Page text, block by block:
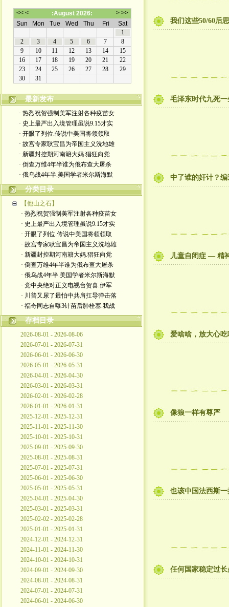
最新发布
· 热烈祝贺强制美军注射各种疫苗女
· 史上最严出入境管理虽说9.15才实
· 开眼了列位.传说中美国将领领取
· 故宫专家耿宝昌为帝国主义洗地雄
· 新疆封控期河南籍大妈.猖狂向党
· 倒查万维4年半谁为俄布查大屠杀
· 俄乌战4年半.美国学者米尔斯海默
分类目录
【他山之石】
· 热烈祝贺强制美军注射各种疫苗女
· 史上最严出入境管理虽说9.15才实
· 开眼了列位.传说中美国将领领取
· 故宫专家耿宝昌为帝国主义洗地雄
· 新疆封控期河南籍大妈.猖狂向党
· 倒查万维4年半谁为俄布查大屠杀
· 俄乌战4年半.美国学者米尔斯海默
· 党中央绝对正义电视台贺喜.伊军
· 川普又尿了最怕中共肩扛导弹击落
· 福奇同志自曝3针苗后肺栓塞.我战
存档目录
2026-08-01 - 2026-08-06
2026-07-01 - 2026-07-31
2026-06-01 - 2026-06-30
2026-05-01 - 2026-05-31
2026-04-01 - 2026-04-30
2026-03-01 - 2026-03-31
2026-02-01 - 2026-02-28
2026-01-01 - 2026-01-31
2025-12-01 - 2025-12-31
2025-11-01 - 2025-11-30
2025-10-01 - 2025-10-31
2025-09-01 - 2025-09-30
2025-08-01 - 2025-08-31
2025-07-01 - 2025-07-31
2025-06-01 - 2025-06-30
2025-05-01 - 2025-05-31
2025-04-01 - 2025-04-30
2025-03-01 - 2025-03-31
2025-02-02 - 2025-02-28
2025-01-01 - 2025-01-31
2024-12-01 - 2024-12-31
2024-11-01 - 2024-11-30
2024-10-01 - 2024-10-31
2024-09-01 - 2024-09-30
2024-08-01 - 2024-08-31
2024-07-01 - 2024-07-31
2024-06-01 - 2024-06-30
我们这些50/60后
毛泽东时代九死
中了谁的奸计？
儿童自闭症 — 精
爱啥啥，放大心
像狼一样有尊严
也该中国法西斯
任何国家稳定过